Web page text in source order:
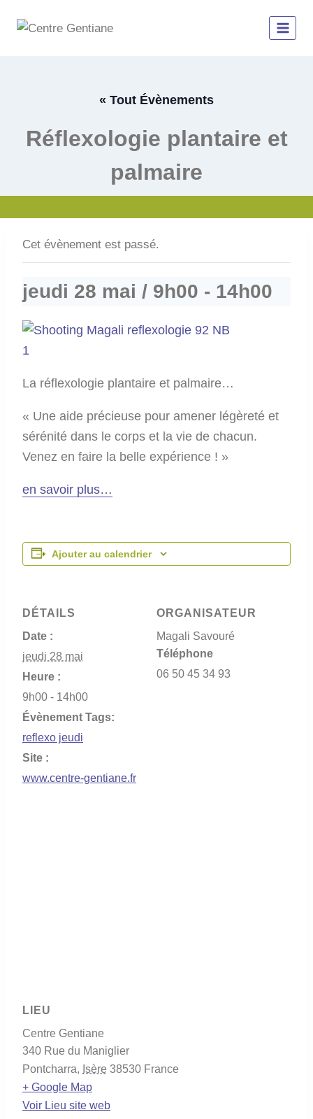
« Tout Évènements
Réflexologie plantaire et
palmaire
Cet évènement est passé.
jeudi 28 mai / 9h00 - 14h00
La réflexologie plantaire et palmaire…
« Une aide précieuse pour amener légèreté et
sérénité dans le corps et la vie de chacun.
Venez en faire la belle expérience ! »
en savoir plus…
Ajouter au calendrier
DÉTAILS
Date :
jeudi 28 mai
Heure :
9h00 - 14h00
Évènement Tags:
reflexo jeudi
Site :
www.centre-gentiane.fr
ORGANISATEUR
Magali Savouré
Téléphone
06 50 45 34 93
LIEU
Centre Gentiane
340 Rue du Maniglier
Pontcharra, Isère 38530 France
+ Google Map
Voir Lieu site web